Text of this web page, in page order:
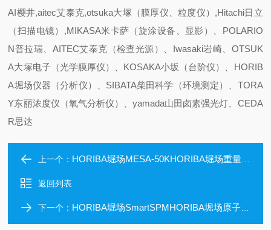
AI樱井,aitec艾泰克,otsuka大塚（膜厚仪、粒度仪）,Hitachi日立
（扫描电镜）,MIKASA米卡萨（旋涂设备、显影）、POLARIO
N普拉瑞、AITEC艾泰克（检查光源）、Iwasaki岩崎、OTSUK
A大塚电子（光学膜厚仪）、KOSAKA小坂（台阶仪）、HORIB
A堀场仪器（分析仪）、SIBATA柴田科学（环境测定）、TORA
Y东丽浓度仪（氧气分析仪）、yamada山田卤素强光灯、CEDA
R思达
上一个： HORIBA堀场MESA-50KHORIBA堀场重量轻X射线荧光分析仪
返回列表
下一个： HORIBA堀场SmartSPMHORIBA堀场原子力显微镜简单方便